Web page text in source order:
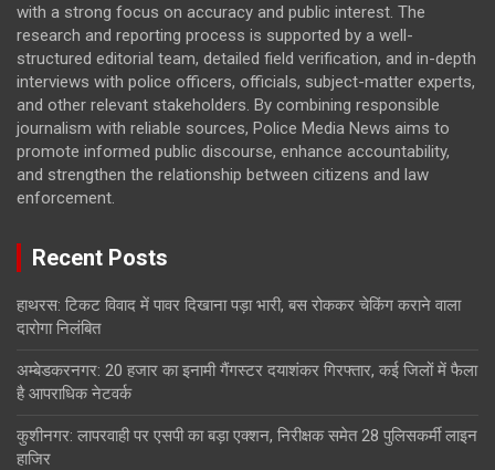
with a strong focus on accuracy and public interest. The
research and reporting process is supported by a well-
structured editorial team, detailed field verification, and in-depth
interviews with police officers, officials, subject-matter experts,
and other relevant stakeholders. By combining responsible
journalism with reliable sources, Police Media News aims to
promote informed public discourse, enhance accountability,
and strengthen the relationship between citizens and law
enforcement.
Recent Posts
हाथरस: टिकट विवाद में पावर दिखाना पड़ा भारी, बस रोककर चेकिंग कराने वाला
दारोगा निलंबित
अम्बेडकरनगर: 20 हजार का इनामी गैंगस्टर दयाशंकर गिरफ्तार, कई जिलों में फैला
है आपराधिक नेटवर्क
कुशीनगर: लापरवाही पर एसपी का बड़ा एक्शन, निरीक्षक समेत 28 पुलिसकर्मी लाइन
हाजिर